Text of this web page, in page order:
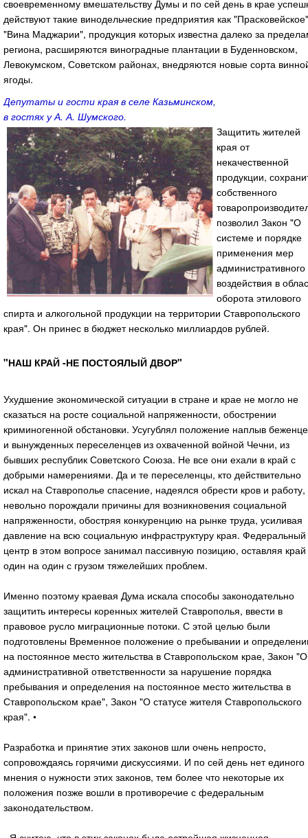
своевременному вмешательству Думы и по сей день в крае
действуют такие винодельческие предприятия как
"Вина Маджарии", продукция которых известна далеко за
региона, расширяются виноградные плантации в Буденновском,
Левокумском, Советском районах, внедряются новые сорта
ягоды.
Депутаты и гости края в селе Казьминском,
в гостях у А. А. Шумского.
Защитить жителей
края от
некачественной
продукции,
собственного
позволил Закон "О
системе и порядке
применения мер
административного
воздействия в
оборота этилового
спирта и алкогольной продукции на территории Ставропольского
края". Он принес в бюджет несколько миллиардов рублей.
"НАШ КРАЙ -НЕ ПОСТОЯЛЫЙ ДВОР"
Ухудшение экономической ситуации в стране и крае не могло не
сказаться на росте социальной напряженности, обострении
криминогенной обстановки. Усугублял положение наплыв
и вынужденных переселенцев из охваченной войной Чечни, из
бывших республик Советского Союза. Не все они ехали в край с
добрыми намерениями. Да и те переселенцы, кто действительно
искал на Ставрополье спасение, надеялся обрести кров и работу,
невольно порождали причины для возникновения социальной
напряженности, обостряя конкуренцию на рынке труда, усиливая
давление на всю социальную инфраструктуру края. Федеральный
центр в этом вопросе занимал пассивную позицию, оставляя край
один на один с грузом тяжелейших проблем.
Именно поэтому краевая Дума искала способы законодательно
защитить интересы коренных жителей Ставрополья, ввести в
правовое русло миграционные потоки. С этой целью были
подготовлены Временное положение о пребывании и
на постоянное место жительства в Ставропольском крае, Закон
административной ответственности за нарушение порядка
пребывания и определения на постоянное место жительства в
Ставропольском крае", Закон "О статусе жителя Ставропольского
края". •
Разработка и принятие этих законов шли очень непросто,
сопровождаясь горячими дискуссиями. И по сей день нет единого
мнения о нужности этих законов, тем более что некоторые их
положения позже вошли в противоречие с федеральным
законодательством.